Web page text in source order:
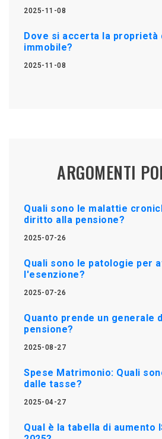
2025-11-08
Dove si accerta la proprietà
immobile?
2025-11-08
ARGOMENTI
Quali sono le malattie
diritto alla pensione?
2025-07-26
Quali sono le patologie per
l'esenzione?
2025-07-26
Quanto prende un generale
pensione?
2025-08-27
Spese Matrimonio: Quali
dalle tasse?
2025-04-27
Qual è la tabella di aumento